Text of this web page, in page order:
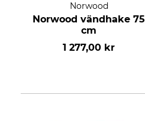
Norwood
Norwood vändhake 75
cm
1 277,00 kr